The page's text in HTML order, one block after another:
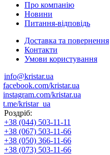
Про компанію
Новини
Питання-відповідь
Доставка та повернення
Контакти
Умови користування
info@kristar.ua
facebook.com/kristar.ua
instagram.com/kristar.ua
t.me/kristar_ua
Роздріб:
+38 (044) 503-11-11
+38 (067) 503-11-66
+38 (050) 366-11-66
+38 (073) 503-11-66